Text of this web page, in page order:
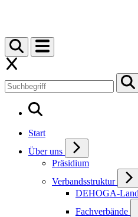
Start
Über uns
Präsidium
Verbandsstruktur
DEHOGA-
Fachverbände